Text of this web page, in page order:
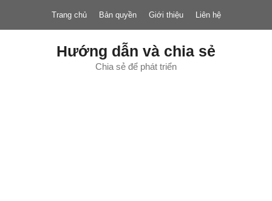
nội
Trang chủ Bản quyền Giới thiệu Liên hệ
Hướng dẫn và chia sẻ
Chia sẻ để phát triển